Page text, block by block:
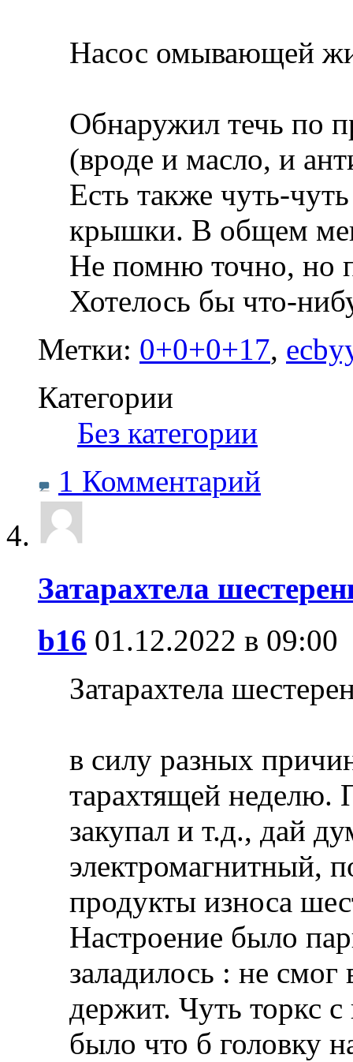
Насос омывающей
Обнаружил течь по
(вроде и масло, и
Есть также чуть-
крышки. В общем
Не помню точно, но
Хотелось бы что-
Метки: 0+0+0+17,
Категории
Без категории
1 Комментарий
Затарахтела
b16 01.12.2022 в 09:00
Затарахтела
в силу разных
тарахтящей неделю.
закупал и т.д., дай
электромагнитный,
продукты износа
Настроение было
заладилось : не смог
держит. Чуть торкс
было что б головку